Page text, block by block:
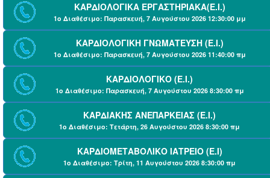
ΚΑΡΔΙΟΛΟΓΙΚΑ ΕΡΓΑΣΤΗΡΙΑΚΑ(Ε.Ι.)
1ο Διαθέσιμο: Παρασκευή, 7 Αυγούστου 2026 12:30:00 μμ
ΚΑΡΔΙΟΛΟΓΙΚΗ ΓΝΩΜΑΤΕΥΣΗ (Ε.Ι.)
1ο Διαθέσιμο: Παρασκευή, 7 Αυγούστου 2026 11:40:00 πμ
ΚΑΡΔΙΟΛΟΓΙΚΟ (Ε.Ι.)
1ο Διαθέσιμο: Παρασκευή, 7 Αυγούστου 2026 8:30:00 πμ
ΚΑΡΔΙΑΚΗΣ ΑΝΕΠΑΡΚΕΙΑΣ (Ε.Ι.)
1ο Διαθέσιμο: Τετάρτη, 26 Αυγούστου 2026 8:30:00 πμ
ΚΑΡΔΙΟΜΕΤΑΒΟΛΙΚΟ ΙΑΤΡΕΙΟ (Ε.Ι)
1ο Διαθέσιμο: Τρίτη, 11 Αυγούστου 2026 8:30:00 πμ